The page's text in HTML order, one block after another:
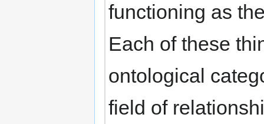
functioning as
Each of these
ontological
field of